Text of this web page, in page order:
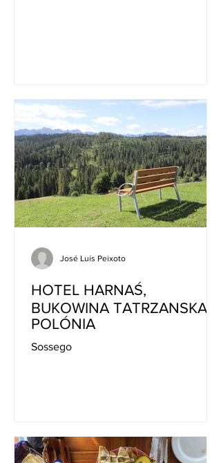
HOTEL HARNAŚ,
BUKOWINA TATRZANSKA,
POLÓNIA
Sossego
José Luís Peixoto